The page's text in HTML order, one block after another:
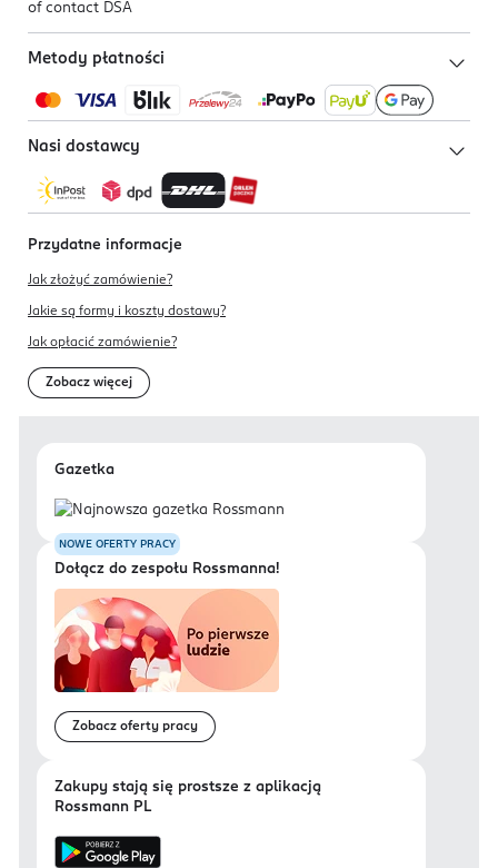
of contact DSA
Metody płatności
Nasi dostawcy
Przydatne informacje
Jak złożyć zamówienie?
Jakie są formy i koszty dostawy?
Jak opłacić zamówienie?
Zobacz więcej
Gazetka
NOWE OFERTY PRACY
Dołącz do zespołu Rossmanna!
Zobacz oferty pracy
Zakupy stają się prostsze z aplikacją
Rossmann PL